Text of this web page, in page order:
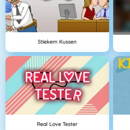
Stiekem Kussen
Real Love Tester